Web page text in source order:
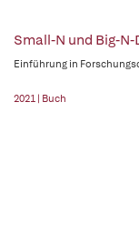
Small-N und Big-
Einführung in
2021 | Buch